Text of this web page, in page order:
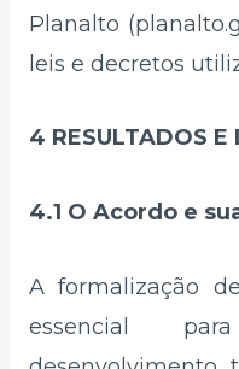
Planalto
leis e decretos
4 RESULTADOS E
4.1 O Acordo e
A formalização
essencial